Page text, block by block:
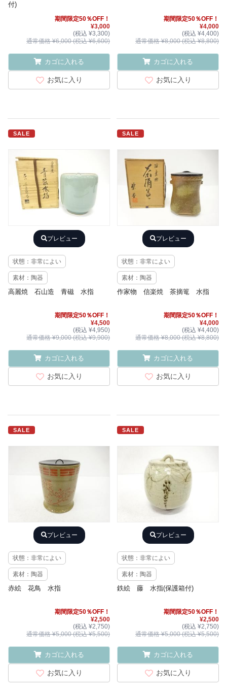
付)
期間限定50％OFF！
¥3,000
(税込 ¥3,300)
通常価格 ¥6,000 (税込 ¥6,600)
カゴに入れる
お気に入り
期間限定50％OFF！
¥4,000
(税込 ¥4,400)
通常価格 ¥8,000 (税込 ¥8,800)
カゴに入れる
お気に入り
SALE
プレビュー
状態：非常によい
素材：陶器
高麗焼 石山造 青磁 水指
期間限定50％OFF！
¥4,500
(税込 ¥4,950)
通常価格 ¥9,000 (税込 ¥9,900)
カゴに入れる
お気に入り
SALE
プレビュー
状態：非常によい
素材：陶器
作家物 信楽焼 茶摘篭 水指
期間限定50％OFF！
¥4,000
(税込 ¥4,400)
通常価格 ¥8,000 (税込 ¥8,800)
カゴに入れる
お気に入り
SALE
プレビュー
状態：非常によい
素材：陶器
赤絵 花鳥 水指
期間限定50％OFF！
¥2,500
(税込 ¥2,750)
通常価格 ¥5,000 (税込 ¥5,500)
カゴに入れる
お気に入り
SALE
プレビュー
状態：非常によい
素材：陶器
鉄絵 藤 水指(保護箱付)
期間限定50％OFF！
¥2,500
(税込 ¥2,750)
通常価格 ¥5,000 (税込 ¥5,500)
カゴに入れる
お気に入り